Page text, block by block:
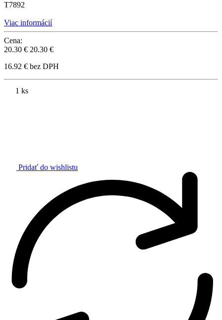
T7892
Viac informácií
Cena:
20.30 € 20.30 €
16.92 € bez DPH
1 ks
Pridať do wishlistu